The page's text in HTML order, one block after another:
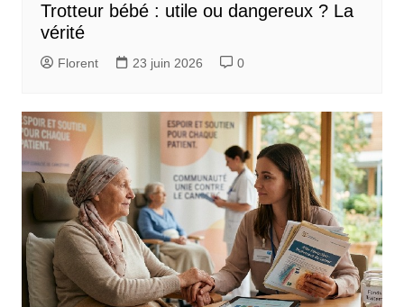
Trotteur bébé : utile ou dangereux ? La
vérité
Florent 23 juin 2026 0